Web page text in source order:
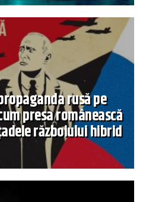
rusă pe
presa românească
războiului hibrid